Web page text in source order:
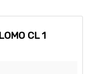
CL 1